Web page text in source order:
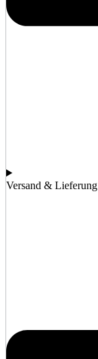
Versand & Lieferung